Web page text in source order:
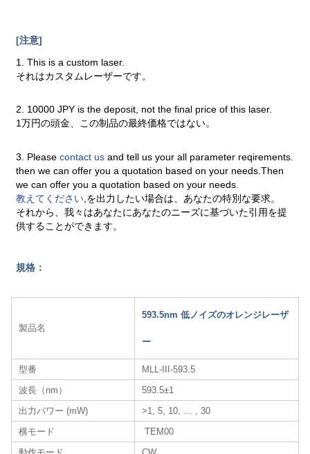
[注意]
1. This is a custom laser.
それはカスタムレーザーです。
2. 10000 JPY is the deposit, not the final price of this laser.
1万円の頭金、この制品の最終価格ではない。
3. Pleasecontact usand tell us your all parameter reqirements.
then we can offer you a quotation based on your needs.Then
we can offer you a quotation based on your needs.
教えてください ,を出力したい場合は、あなたの特別な要求。
それから、我々はあなたにあなたのニーズに基づいた引用を提
供することができます。
規格：
製品名
593.5nm 低ノイズのオレンジレーザ
ー
型番
MLL-III-593.5
波長（nm）
593.5±1
出力パワー (mW)
>1, 5, 10, … , 30
横モード
TEM00